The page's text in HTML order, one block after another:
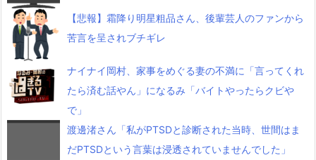
【悲報】霜降り明星粗品さん、後輩芸人のファンから
苦言を呈されブチギレ
ナイナイ岡村、家事をめぐる妻の不満に「言ってくれ
たら済む話やん」になるみ「バイトやったらクビや
で」
渡邊渚さん「私がPTSDと診断された当時、世間はま
だPTSDという言葉は浸透されていませんでした」